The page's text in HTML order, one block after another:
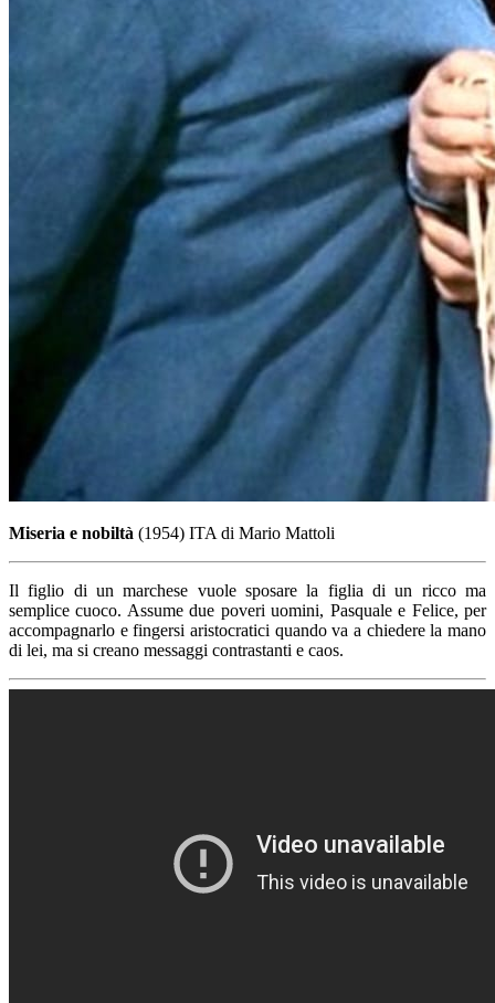
Miseria e nobiltà (1954) ITA di Mario Mattoli
Il figlio di un marchese vuole sposare la figlia di un ricco ma
semplice cuoco. Assume due poveri uomini, Pasquale e Felice, per
accompagnarlo e fingersi aristocratici quando va a chiedere la mano
di lei, ma si creano messaggi contrastanti e caos.